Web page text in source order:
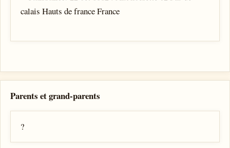
calais Hauts de france France
Parents et grand-parents
?